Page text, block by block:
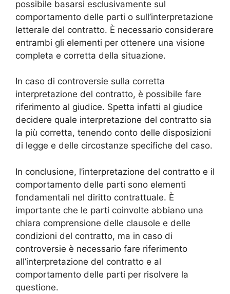
possibile basarsi esclusivamente sul
comportamento delle parti o sull’interpretazione
letterale del contratto. È necessario considerare
entrambi gli elementi per ottenere una visione
completa e corretta della situazione.
In caso di controversie sulla corretta
interpretazione del contratto, è possibile fare
riferimento al giudice. Spetta infatti al giudice
decidere quale interpretazione del contratto sia
la più corretta, tenendo conto delle disposizioni
di legge e delle circostanze specifiche del caso.
In conclusione, l’interpretazione del contratto e il
comportamento delle parti sono elementi
fondamentali nel diritto contrattuale. È
importante che le parti coinvolte abbiano una
chiara comprensione delle clausole e delle
condizioni del contratto, ma in caso di
controversie è necessario fare riferimento
all’interpretazione del contratto e al
comportamento delle parti per risolvere la
questione.